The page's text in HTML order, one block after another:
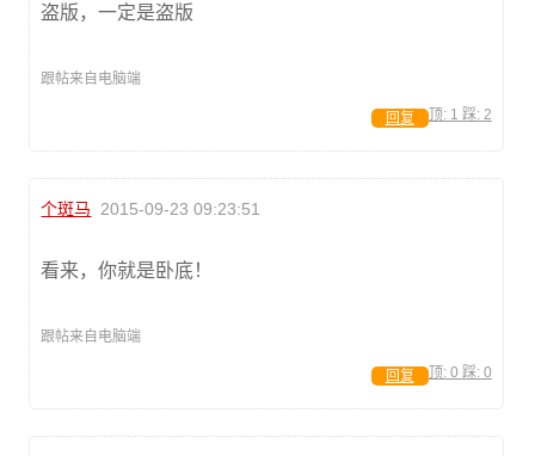
盗版，一定是盗版
跟帖来自电脑端
顶: 1 踩: 2
回复
个斑马 2015-09-23 09:23:51
看来，你就是卧底！
跟帖来自电脑端
顶: 0 踩: 0
回复